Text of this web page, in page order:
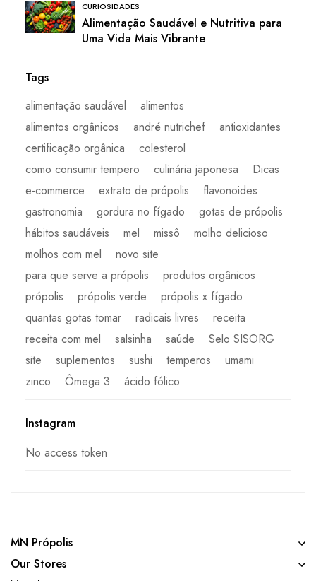
CURIOSIDADES
Alimentação Saudável e Nutritiva para
Uma Vida Mais Vibrante
Tags
alimentação saudável
alimentos
alimentos orgânicos
andré nutrichef
antioxidantes
certificação orgânica
colesterol
como consumir tempero
culinária japonesa
Dicas
e-commerce
extrato de própolis
flavonoides
gastronomia
gordura no fígado
gotas de própolis
hábitos saudáveis
mel missô
molho delicioso
molhos com mel
novo site
para que serve a própolis
produtos orgânicos
própolis
própolis verde
própolis x fígado
quantas gotas tomar
radicais livres
receita
receita com mel
salsinha saúde
Selo SISORG
site
suplementos sushi temperos
umami
zinco
Ômega 3 ácido fólico
Instagram
No access token
MN Própolis
Our Stores